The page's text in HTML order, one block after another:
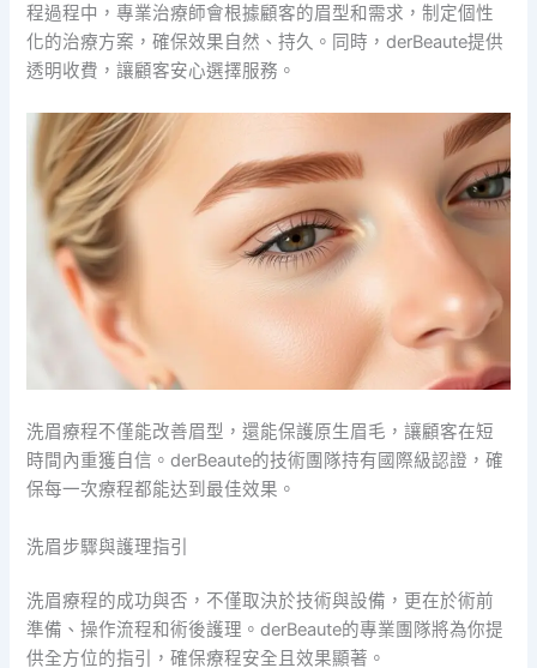
程過程中，專業治療師會根據顧客的眉型和需求，制定個性
化的治療方案，確保效果自然、持久。同時，derBeaute提供
透明收費，讓顧客安心選擇服務。
洗眉療程不僅能改善眉型，還能保護原生眉毛，讓顧客在短
時間內重獲自信。derBeaute的技術團隊持有國際級認證，確
保每一次療程都能达到最佳效果。
洗眉步驟與護理指引
洗眉療程的成功與否，不僅取決於技術與設備，更在於術前
準備、操作流程和術後護理。derBeaute的專業團隊將為你提
供全方位的指引，確保療程安全且效果顯著。